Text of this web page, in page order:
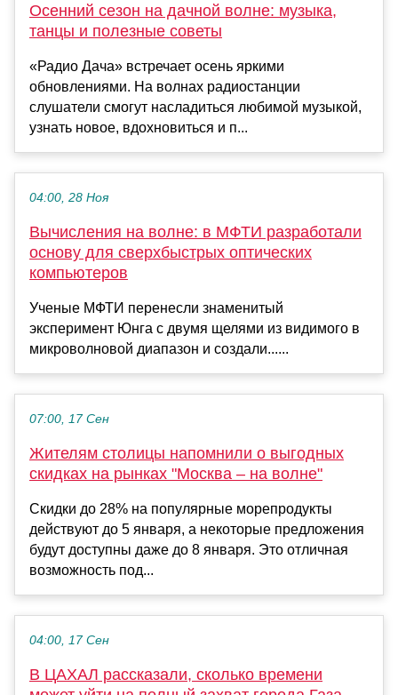
Осенний сезон на дачной волне: музыка,
танцы и полезные советы
«Радио Дача» встречает осень яркими
обновлениями. На волнах радиостанции
слушатели смогут насладиться любимой музыкой,
узнать новое, вдохновиться и п...
04:00, 28 Ноя
Вычисления на волне: в МФТИ разработали
основу для сверхбыстрых оптических
компьютеров
Ученые МФТИ перенесли знаменитый
эксперимент Юнга с двумя щелями из видимого в
микроволновой диапазон и создали......
07:00, 17 Сен
Жителям столицы напомнили о выгодных
скидках на рынках "Москва – на волне"
Скидки до 28% на популярные морепродукты
действуют до 5 января, а некоторые предложения
будут доступны даже до 8 января. Это отличная
возможность под...
04:00, 17 Сен
В ЦАХАЛ рассказали, сколько времени